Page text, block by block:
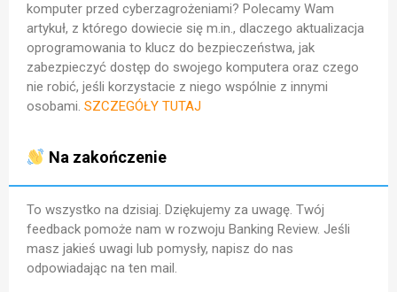
komputer przed cyberzagrożeniami? Polecamy Wam
artykuł, z którego dowiecie się m.in., dlaczego aktualizacja
oprogramowania to klucz do bezpieczeństwa, jak
zabezpieczyć dostęp do swojego komputera oraz czego
nie robić, jeśli korzystacie z niego wspólnie z innymi
osobami. SZCZEGÓŁY TUTAJ
Na zakończenie
To wszystko na dzisiaj. Dziękujemy za uwagę. Twój
feedback pomoże nam w rozwoju Banking Review. Jeśli
masz jakieś uwagi lub pomysły, napisz do nas
odpowiadając na ten mail.